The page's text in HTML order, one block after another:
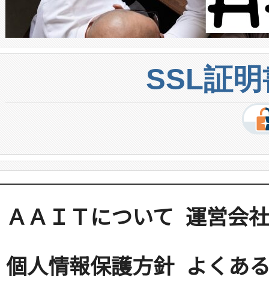
SSL証
ＡＡＩＴについて 運営会社
個人情報保護方針 よくあ